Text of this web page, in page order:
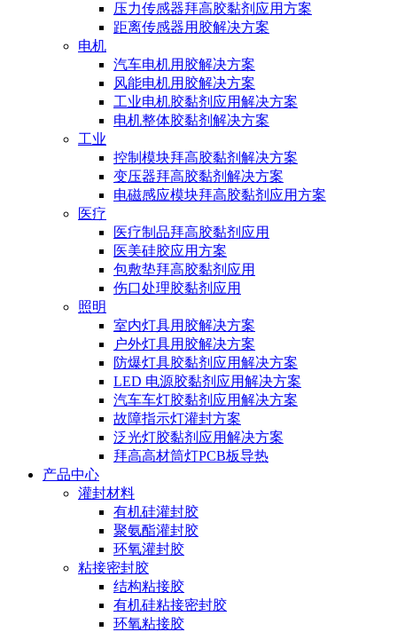
压力传感器拜高胶黏剂应用方案
距离传感器用胶解决方案
电机
汽车电机用胶解决方案
风能电机用胶解决方案
工业电机胶黏剂应用解决方案
电机整体胶黏剂解决方案
工业
控制模块拜高胶黏剂解决方案
变压器拜高胶黏剂解决方案
电磁感应模块拜高胶黏剂应用方案
医疗
医疗制品拜高胶黏剂应用
医美硅胶应用方案
包敷垫拜高胶黏剂应用
伤口处理胶黏剂应用
照明
室内灯具用胶解决方案
户外灯具用胶解决方案
防爆灯具胶黏剂应用解决方案
LED 电源胶黏剂应用解决方案
汽车车灯胶黏剂应用解决方案
故障指示灯灌封方案
泛光灯胶黏剂应用解决方案
拜高高材筒灯PCB板导热
产品中心
灌封材料
有机硅灌封胶
聚氨酯灌封胶
环氧灌封胶
粘接密封胶
结构粘接胶
有机硅粘接密封胶
环氧粘接胶